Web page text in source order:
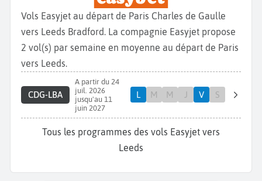
Vols Easyjet au départ de Paris Charles de Gaulle
vers Leeds Bradford. La compagnie Easyjet propose
2 vol(s) par semaine en moyenne au départ de Paris
vers Leeds.
CDG-LBA
A partir du 24
juil. 2026
jusqu'au 11
juin 2027
L M M J V S
Tous les programmes des vols Easyjet vers
Leeds